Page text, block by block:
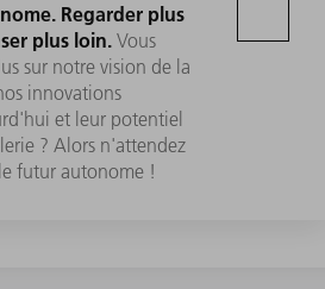
Regarder plus
plus loin.Vous
sur notre vision de la
innovations
et leur potentiel
? Alors n'attendez
futur autonome !